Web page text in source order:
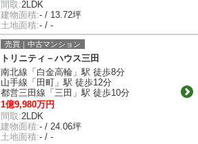
間取:2LDK
建物面積:- / 13.72坪
土地面積:- / -
売買｜中古マンション
トリニティ－ハウス三田
南北線「白金高輪」駅 徒歩8分
山手線「田町」駅 徒歩12分
都営三田線「三田」駅 徒歩10分
1億9,980万円
間取:2LDK
建物面積:- / 24.06坪
土地面積:- / -